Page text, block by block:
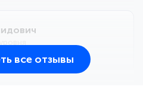
все отзывы